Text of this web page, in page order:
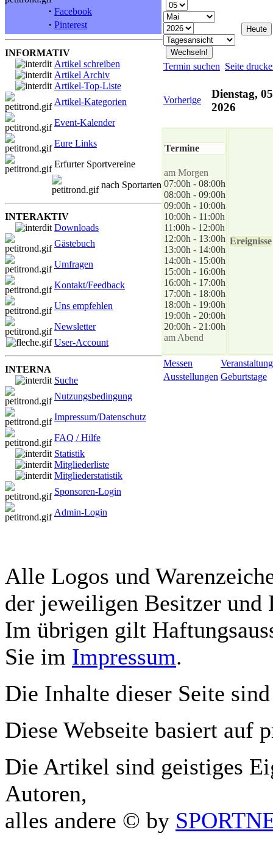
· Facebook
· Pinterest
INFORMATIV
Artikel schreiben
Artikel Archiv
Artikel-Top-Liste
Artikel-Kategorien
Event-Kalender
Eure Links
Erfurter Sportvereine
nach Sportarten
INTERAKTIV
Downloads
Gästebuch
Umfragen
Kontakt/Feedback
Uns empfehlen
Newsletter
User-Account
INTERNA
Suche
Nutzungsbedingung
Impressum/Datenschutz
FAQ / Hilfe
Statistik
Mitgliederliste
Mitgliederstatistik
Sponsoren-Login
Admin-Login
Termin suchen Seite
Vorherige
Dienstag,
2026
Termine
am Morgen
07:00h - 08:00h
08:00h - 09:00h
09:00h - 10:00h
10:00h - 11:00h
11:00h - 12:00h
12:00h - 13:00h
13:00h - 14:00h
14:00h - 15:00h
15:00h - 16:00h
16:00h - 17:00h
17:00h - 18:00h
18:00h - 19:00h
19:00h - 20:00h
20:00h - 21:00h
am Abend
Ereignisse
Messen
Veranstaltung
Ausstellungen Geburtstage
Alle Logos und
der jeweiligen Besitzer und
Im übrigen gilt
Sie im Impressum.
Die Inhalte dieser Seite
Diese Webseite basiert auf
Die Artikel sind geistiges
Autoren,
alles andere © by